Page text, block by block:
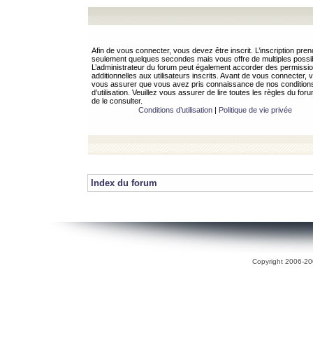
Afin de vous connecter, vous devez être inscrit. L’inscription
seulement quelques secondes mais vous offre de multiples
L’administrateur du forum peut également accorder des
additionnelles aux utilisateurs inscrits. Avant de vous connecter,
vous assurer que vous avez pris connaissance de nos
d’utilisation. Veuillez vous assurer de lire toutes les règles du
de le consulter.
Conditions d’utilisation| Politique de vie privée
Index du forum
Copyright 2006-